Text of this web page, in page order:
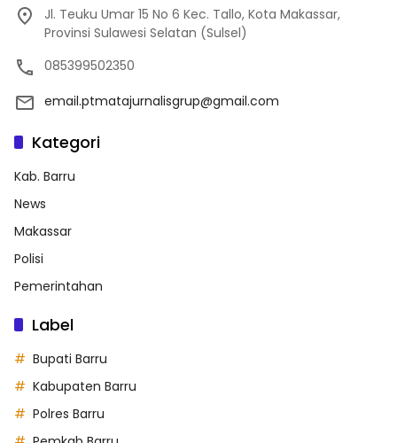
Jl. Teuku Umar 15 No 6 Kec. Tallo, Kota Makassar,
Provinsi Sulawesi Selatan (Sulsel)
085399502350
email.ptmatajurnalisgrup@gmail.com
Kategori
Kab. Barru
News
Makassar
Polisi
Pemerintahan
Label
Bupati Barru
Kabupaten Barru
Polres Barru